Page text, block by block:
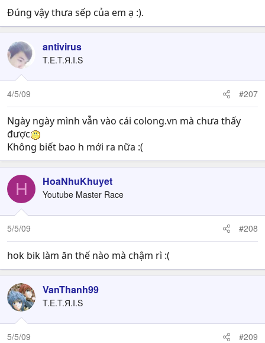
Đúng vậy thưa sếp của em ạ :).
antivirus
T.E.T.Я.I.S
4/5/09 #207
Ngày ngày mình vẫn vào cái colong.vn mà chưa thấy
được
Không biết bao h mới ra nữa :(
H HoaNhuKhuyet
Youtube Master Race
5/5/09 #208
hok bik làm ăn thế nào mà chậm rì :(
VanThanh99
T.E.T.Я.I.S
5/5/09 #209